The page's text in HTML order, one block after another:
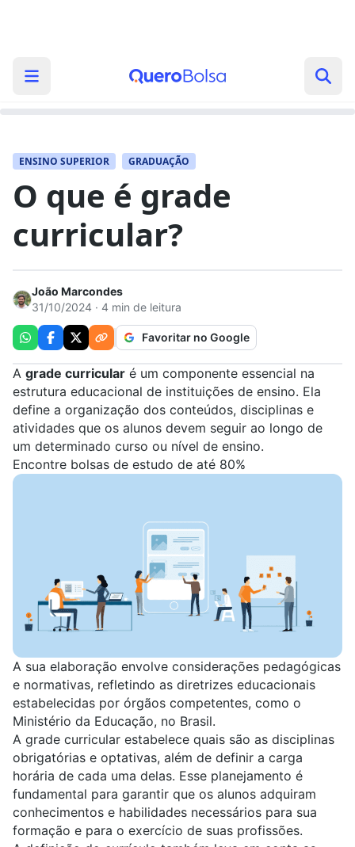
ENSINO SUPERIOR GRADUAÇÃO
O que é grade
curricular?
João Marcondes
31/10/2024 · 4 min de leitura
Favoritar no Google
A grade curricular é um componente essencial na
estrutura educacional de instituições de ensino. Ela
define a organização dos conteúdos, disciplinas e
atividades que os alunos devem seguir ao longo de
um determinado curso ou nível de ensino.
Encontre bolsas de estudo de até 80%
A sua elaboração envolve considerações pedagógicas
e normativas, refletindo as diretrizes educacionais
estabelecidas por órgãos competentes, como o
Ministério da Educação, no Brasil.
A grade curricular estabelece quais são as disciplinas
obrigatórias e optativas, além de definir a carga
horária de cada uma delas. Esse planejamento é
fundamental para garantir que os alunos adquiram
conhecimentos e habilidades necessários para sua
formação e para o exercício de suas profissões.